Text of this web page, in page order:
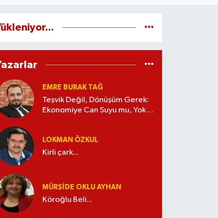
EMRE BURAK TAĞ
Teşvik Değil, Dönüşüm Gerek:
Ekonomiye Can Suyu mu, Yoksa
LOKMAN ÖZKUL
Kirli çark...
MÜRŞIDE OKLU AYHAN
Köroğlu Beli...